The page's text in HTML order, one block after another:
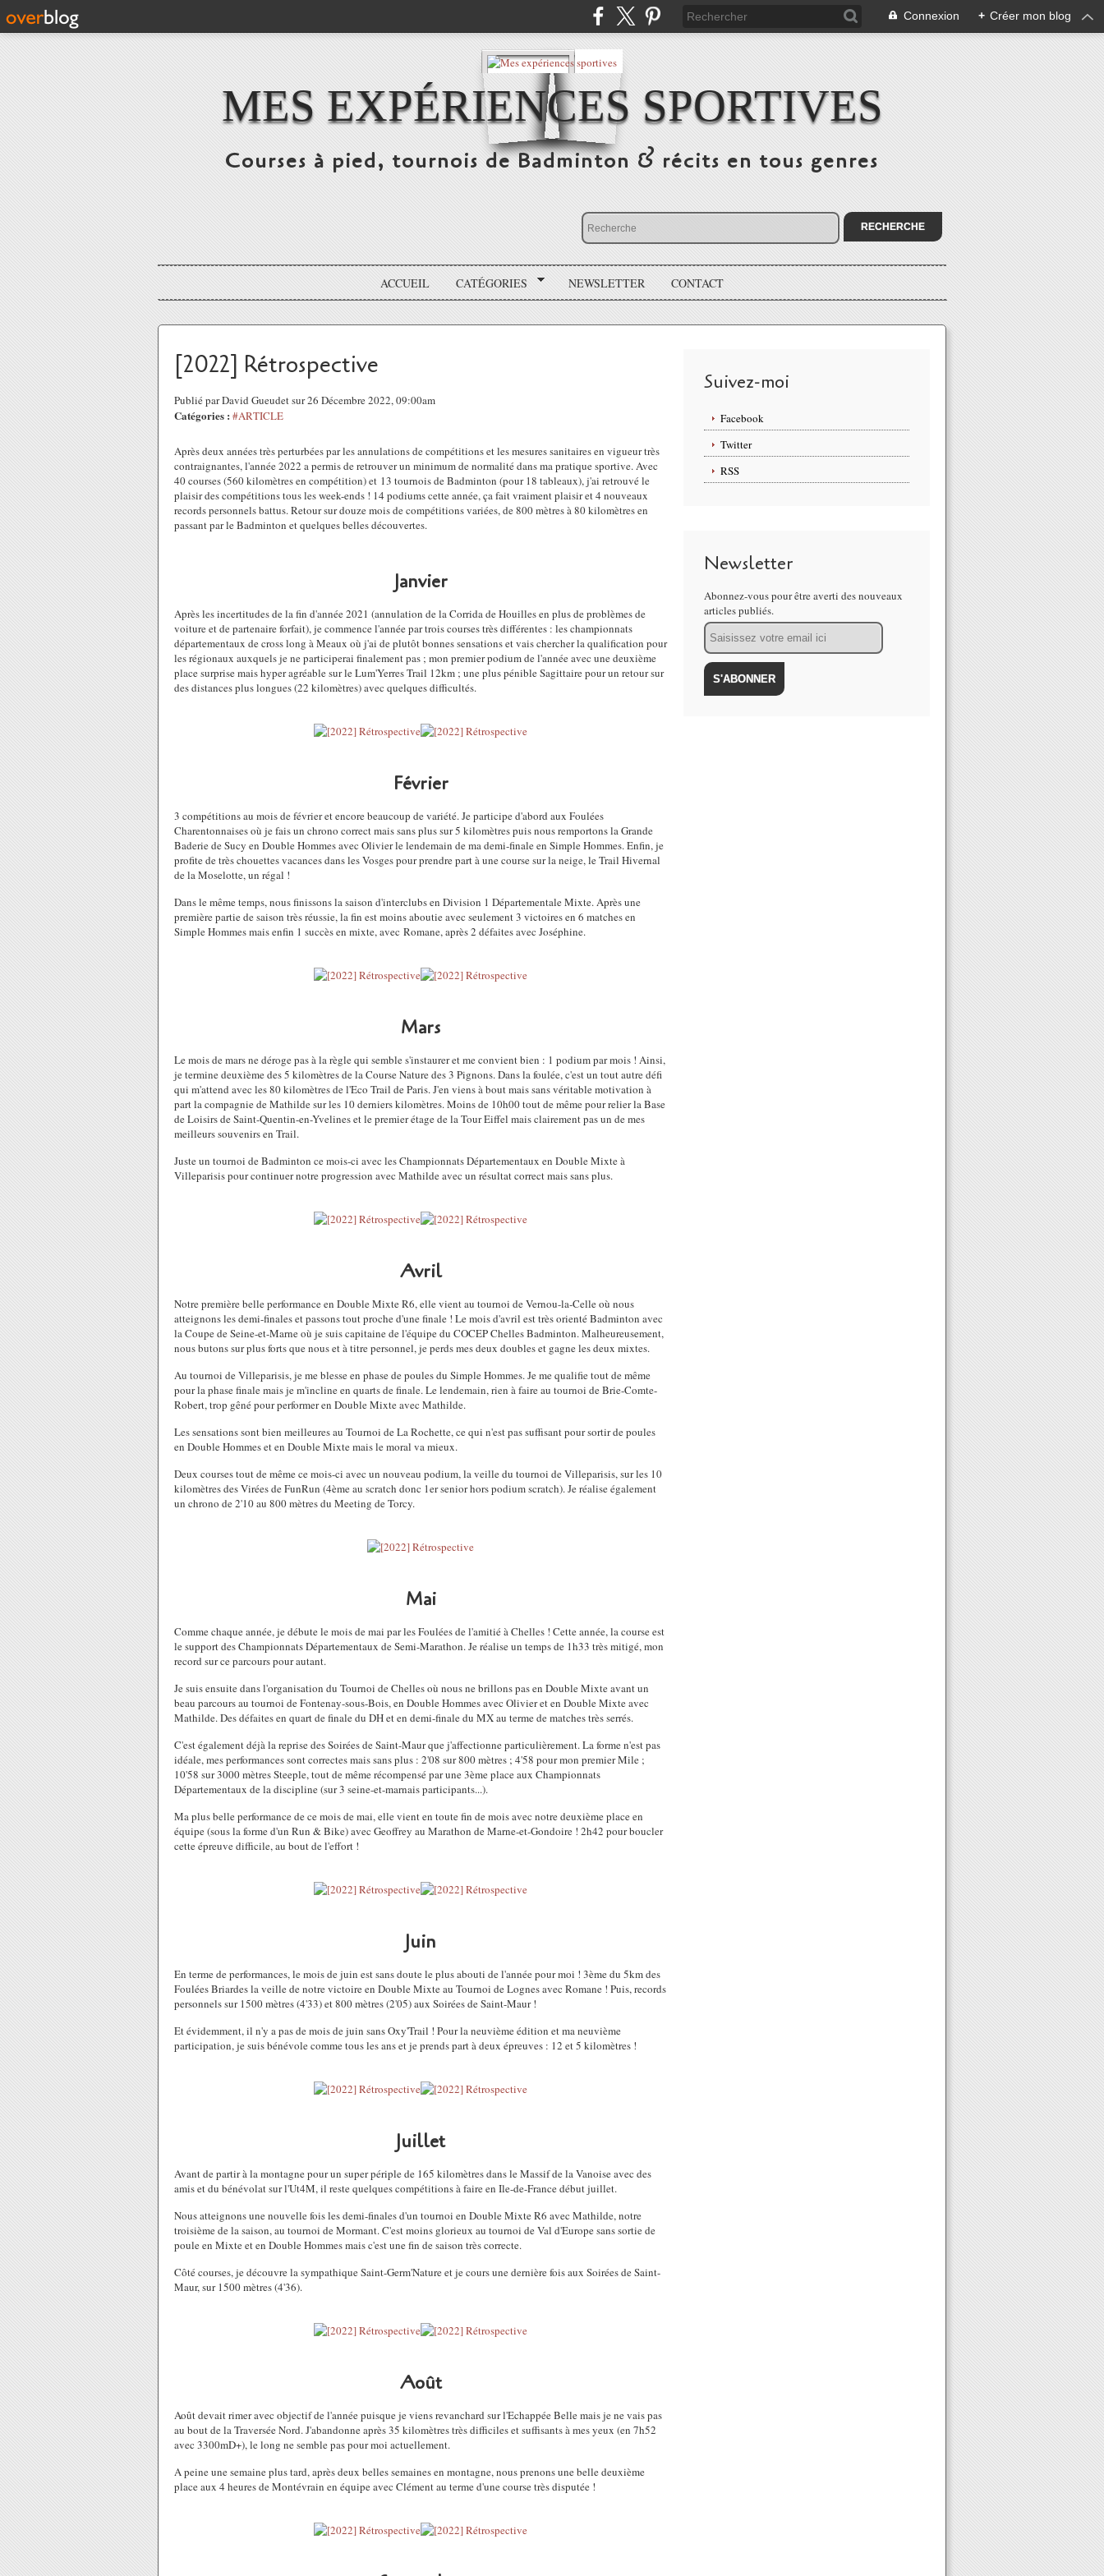
Connexion + Créer mon blog
MES EXPÉRIENCES SPORTIVES
Courses à pied, tournois de Badminton & récits en tous genres
ACCUEIL CATÉGORIES NEWSLETTER CONTACT
[2022] Rétrospective
Publié par David Gueudet sur 26 Décembre 2022, 09:00am
Catégories : #ARTICLE
Après deux années très perturbées par les annulations de compétitions et les mesures sanitaires en vigueur très
contraignantes, l'année 2022 a permis de retrouver un minimum de normalité dans ma pratique sportive. Avec
40 courses (560 kilomètres en compétition) et 13 tournois de Badminton (pour 18 tableaux), j'ai retrouvé le
plaisir des compétitions tous les week-ends ! 14 podiums cette année, ça fait vraiment plaisir et 4 nouveaux
records personnels battus. Retour sur douze mois de compétitions variées, de 800 mètres à 80 kilomètres en
passant par le Badminton et quelques belles découvertes.
Janvier
Après les incertitudes de la fin d'année 2021 (annulation de la Corrida de Houilles en plus de problèmes de
voiture et de partenaire forfait), je commence l'année par trois courses très différentes : les championnats
départementaux de cross long à Meaux où j'ai de plutôt bonnes sensations et vais chercher la qualification pour
les régionaux auxquels je ne participerai finalement pas ; mon premier podium de l'année avec une deuxième
place surprise mais hyper agréable sur le Lum'Yerres Trail 12km ; une plus pénible Sagittaire pour un retour sur
des distances plus longues (22 kilomètres) avec quelques difficultés.
Février
3 compétitions au mois de février et encore beaucoup de variété. Je participe d'abord aux Foulées
Charentonnaises où je fais un chrono correct mais sans plus sur 5 kilomètres puis nous remportons la Grande
Baderie de Sucy en Double Hommes avec Olivier le lendemain de ma demi-finale en Simple Hommes. Enfin, je
profite de très chouettes vacances dans les Vosges pour prendre part à une course sur la neige, le Trail Hivernal
de la Moselotte, un régal !
Dans le même temps, nous finissons la saison d'interclubs en Division 1 Départementale Mixte. Après une
première partie de saison très réussie, la fin est moins aboutie avec seulement 3 victoires en 6 matches en
Simple Hommes mais enfin 1 succès en mixte, avec Romane, après 2 défaites avec Joséphine.
Mars
Le mois de mars ne déroge pas à la règle qui semble s'instaurer et me convient bien : 1 podium par mois ! Ainsi,
je termine deuxième des 5 kilomètres de la Course Nature des 3 Pignons. Dans la foulée, c'est un tout autre défi
qui m'attend avec les 80 kilomètres de l'Eco Trail de Paris. J'en viens à bout mais sans véritable motivation à
part la compagnie de Mathilde sur les 10 derniers kilomètres. Moins de 10h00 tout de même pour relier la Base
de Loisirs de Saint-Quentin-en-Yvelines et le premier étage de la Tour Eiffel mais clairement pas un de mes
meilleurs souvenirs en Trail.
Juste un tournoi de Badminton ce mois-ci avec les Championnats Départementaux en Double Mixte à
Villeparisis pour continuer notre progression avec Mathilde avec un résultat correct mais sans plus.
Avril
Notre première belle performance en Double Mixte R6, elle vient au tournoi de Vernou-la-Celle où nous
atteignons les demi-finales et passons tout proche d'une finale ! Le mois d'avril est très orienté Badminton avec
la Coupe de Seine-et-Marne où je suis capitaine de l'équipe du COCEP Chelles Badminton. Malheureusement,
nous butons sur plus forts que nous et à titre personnel, je perds mes deux doubles et gagne les deux mixtes.
Au tournoi de Villeparisis, je me blesse en phase de poules du Simple Hommes. Je me qualifie tout de même
pour la phase finale mais je m'incline en quarts de finale. Le lendemain, rien à faire au tournoi de Brie-Comte-
Robert, trop gêné pour performer en Double Mixte avec Mathilde.
Les sensations sont bien meilleures au Tournoi de La Rochette, ce qui n'est pas suffisant pour sortir de poules
en Double Hommes et en Double Mixte mais le moral va mieux.
Deux courses tout de même ce mois-ci avec un nouveau podium, la veille du tournoi de Villeparisis, sur les 10
kilomètres des Virées de FunRun (4ème au scratch donc 1er senior hors podium scratch). Je réalise également
un chrono de 2'10 au 800 mètres du Meeting de Torcy.
Mai
Comme chaque année, je débute le mois de mai par les Foulées de l'amitié à Chelles ! Cette année, la course est
le support des Championnats Départementaux de Semi-Marathon. Je réalise un temps de 1h33 très mitigé, mon
record sur ce parcours pour autant.
Je suis ensuite dans l'organisation du Tournoi de Chelles où nous ne brillons pas en Double Mixte avant un
beau parcours au tournoi de Fontenay-sous-Bois, en Double Hommes avec Olivier et en Double Mixte avec
Mathilde. Des défaites en quart de finale du DH et en demi-finale du MX au terme de matches très serrés.
C'est également déjà la reprise des Soirées de Saint-Maur que j'affectionne particulièrement. La forme n'est pas
idéale, mes performances sont correctes mais sans plus : 2'08 sur 800 mètres ; 4'58 pour mon premier Mile ;
10'58 sur 3000 mètres Steeple, tout de même récompensé par une 3ème place aux Championnats
Départementaux de la discipline (sur 3 seine-et-marnais participants...).
Ma plus belle performance de ce mois de mai, elle vient en toute fin de mois avec notre deuxième place en
équipe (sous la forme d'un Run & Bike) avec Geoffrey au Marathon de Marne-et-Gondoire ! 2h42 pour boucler
cette épreuve difficile, au bout de l'effort !
Juin
En terme de performances, le mois de juin est sans doute le plus abouti de l'année pour moi ! 3ème du 5km des
Foulées Briardes la veille de notre victoire en Double Mixte au Tournoi de Lognes avec Romane ! Puis, records
personnels sur 1500 mètres (4'33) et 800 mètres (2'05) aux Soirées de Saint-Maur !
Et évidemment, il n'y a pas de mois de juin sans Oxy'Trail ! Pour la neuvième édition et ma neuvième
participation, je suis bénévole comme tous les ans et je prends part à deux épreuves : 12 et 5 kilomètres !
Juillet
Avant de partir à la montagne pour un super périple de 165 kilomètres dans le Massif de la Vanoise avec des
amis et du bénévolat sur l'Ut4M, il reste quelques compétitions à faire en Ile-de-France début juillet.
Nous atteignons une nouvelle fois les demi-finales d'un tournoi en Double Mixte R6 avec Mathilde, notre
troisième de la saison, au tournoi de Mormant. C'est moins glorieux au tournoi de Val d'Europe sans sortie de
poule en Mixte et en Double Hommes mais c'est une fin de saison très correcte.
Côté courses, je découvre la sympathique Saint-Germ'Nature et je cours une dernière fois aux Soirées de Saint-
Maur, sur 1500 mètres (4'36).
Août
Août devait rimer avec objectif de l'année puisque je viens revanchard sur l'Echappée Belle mais je ne vais pas
au bout de la Traversée Nord. J'abandonne après 35 kilomètres très difficiles et suffisants à mes yeux (en 7h52
avec 3300mD+), le long ne semble pas pour moi actuellement.
A peine une semaine plus tard, après deux belles semaines en montagne, nous prenons une belle deuxième
place aux 4 heures de Montévrain en équipe avec Clément au terme d'une course très disputée !
Suivez-moi
Facebook
Twitter
RSS
Newsletter
Abonnez-vous pour être averti des nouveaux
articles publiés.
Email